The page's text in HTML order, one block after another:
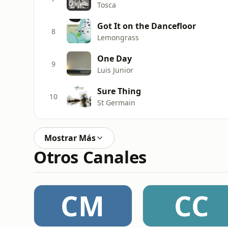
Tosca
8 Got It on the Dancefloor
Lemongrass
9 One Day
Luis Junior
10 Sure Thing
St Germain
Mostrar Más
Otros Canales
CM CC